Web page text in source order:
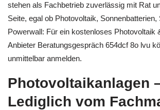
stehen als Fachbetrieb zuverlässig mit Rat
Seite, egal ob Photovoltaik,
Powerwall: Für ein kostenloses Photovoltaik
Anbieter Beratungsgespräch 654dcf 8o lvu
unmittelbar anmelden.
Photovoltaikanlagen
Lediglich vom